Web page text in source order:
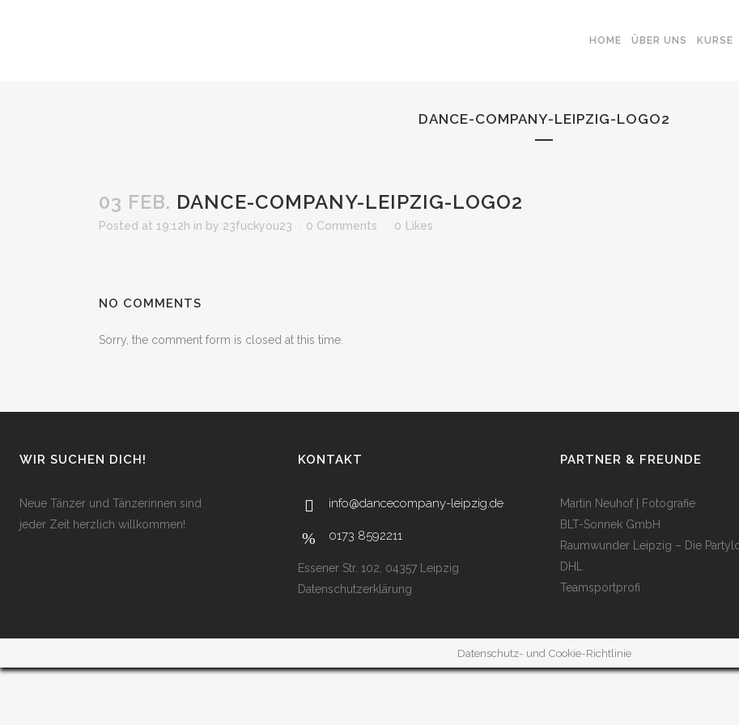
HOME ÜBER UNS KURSE
DANCE-COMPANY-LEIPZIG-LOGO2
03 FEB. DANCE-COMPANY-LEIPZIG-LOGO2
Posted at 19:12h in by 23fuckyou23 0 Comments 0 Likes
NO COMMENTS
Sorry, the comment form is closed at this time.
WIR SUCHEN DICH!
Neue Tänzer und Tänzerinnen sind
jeder Zeit herzlich willkommen!
KONTAKT
info@dancecompany-leipzig.de
0173 8592211
Essener Str. 102, 04357 Leipzig
Datenschutzerklärung
PARTNER & FREUNDE
Martin Neuhof | Fotografie
BLT-Sonnek GmbH
Raumwunder Leipzig – Die
DHL
Teamsportprofi
Datenschutz- und Cookie-Richtlinie